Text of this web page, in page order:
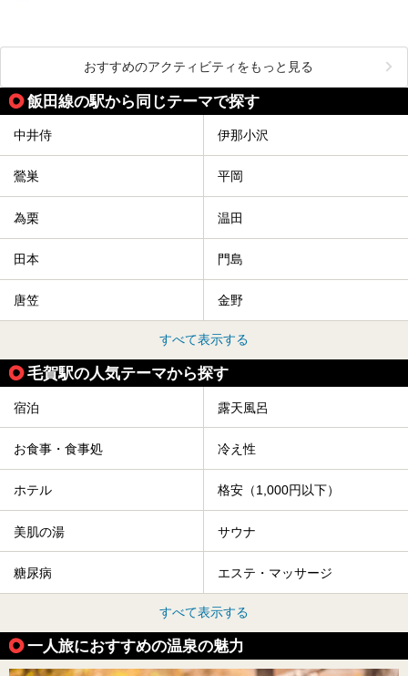
おすすめのアクティビティをもっと見る
飯田線の駅から同じテーマで探す
中井侍 伊那小沢
鶯巣 平岡
為栗 温田
田本 門島
唐笠 金野
すべて表示する
毛賀駅の人気テーマから探す
宿泊 露天風呂
お食事・食事処 冷え性
ホテル 格安（1,000円以下）
美肌の湯 サウナ
糖尿病 エステ・マッサージ
すべて表示する
一人旅におすすめの温泉の魅力